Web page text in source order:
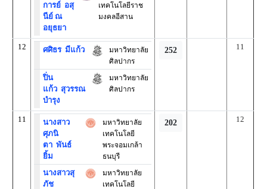
การย์อสุ
นีย์ ณ
อยุธยา
เทคโนโลยีราช
มงคลอีสาน
12 ศศิธรมีแก้ว
มหาวิทยาลัย
ศิลปากร
ปิ่น
แก้วสุวรรณ
บำรุง
มหาวิทยาลัย
ศิลปากร
252 11
11
นางสาว
ศุภนิ
ตาพันธ์
ยิ้ม
มหาวิทยาลัย
เทคโนโลยี
พระจอมเกล้า
ธนบุรี
นางสาวสุ
ภัช
มหาวิทยาลัย
เทคโนโลยี
202 12